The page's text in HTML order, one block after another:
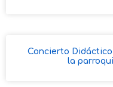
Concierto
la